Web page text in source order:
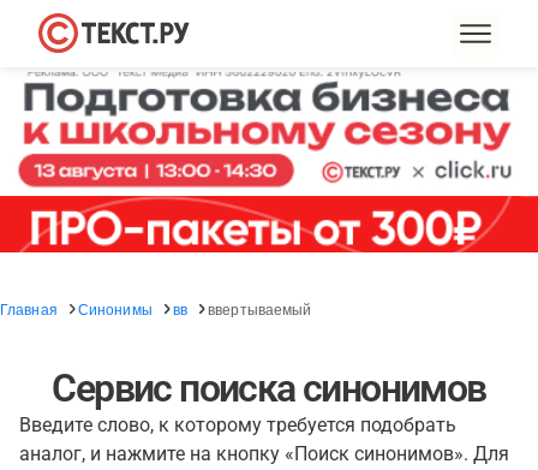
Главная Синонимы вв ввертываемый
Сервис поиска синонимов
Введите слово, к которому требуется подобрать
аналог, и нажмите на кнопку «Поиск синонимов». Для